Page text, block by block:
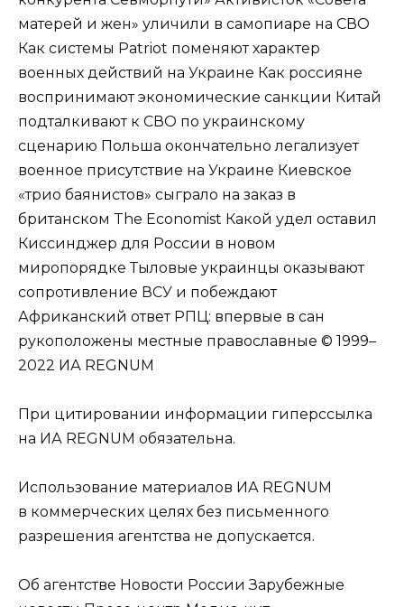
матерей и жен» уличили в самопиаре на СВО
Как системы Patriot поменяют характер
военных действий на Украине Как россияне
воспринимают экономические санкции Китай
подталкивают к СВО по украинскому
сценарию Польша окончательно легализует
военное присутствие на Украине Киевское
«трио баянистов» сыграло на заказ в
британском The Economist Какой удел оставил
Киссинджер для России в новом
миропорядке Тыловые украинцы оказывают
сопротивление ВСУ и побеждают
Африканский ответ РПЦ: впервые в сан
рукоположены местные православные © 1999–
2022 ИА REGNUM
При цитировании информации гиперссылка
на ИА REGNUM обязательна.
Использование материалов ИА REGNUM
в коммерческих целях без письменного
разрешения агентства не допускается.
Об агентстве Новости России Зарубежные